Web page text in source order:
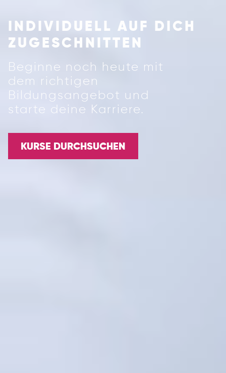
INDIVIDUELL AUF DICH
ZUGESCHNITTEN
Beginne noch heute mit
dem richtigen
Bildungsangebot und
starte deine Karriere.
KURSE DURCHSUCHEN